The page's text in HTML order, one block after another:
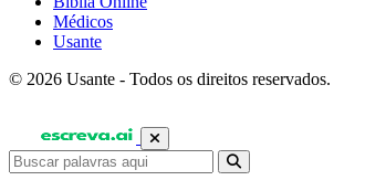
Médicos
Usante
© 2026 Usante - Todos os direitos reservados.